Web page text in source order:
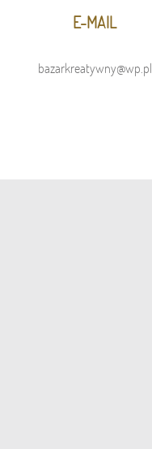
E-MAIL
bazarkreatywny@wp.pl